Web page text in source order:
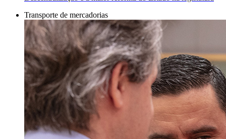
Transporte de mercadorias